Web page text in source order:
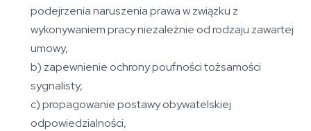
podejrzenia naruszenia prawa w związku z
wykonywaniem pracy niezależnie od rodzaju zawartej
umowy,
b) zapewnienie ochrony poufności tożsamości
sygnalisty,
c) propagowanie postawy obywatelskiej
odpowiedzialności,